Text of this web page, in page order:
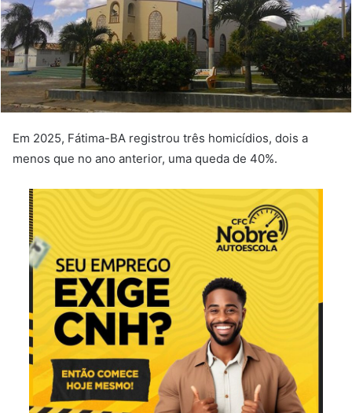
Em 2025, Fátima-BA registrou três homicídios, dois a
menos que no ano anterior, uma queda de 40%.